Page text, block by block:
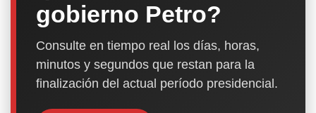
gobierno Petro?
Consulte en tiempo real los días, horas,
minutos y segundos que restan para la
finalización del actual período presidencial.